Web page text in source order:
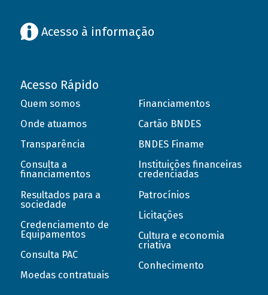
Acesso à informação
Acesso Rápido
Quem somos
Onde atuamos
Transparência
Consulta a
financiamentos
Resultados para a
sociedade
Credenciamento de
Equipamentos
Consulta PAC
Moedas contratuais
Financiamentos
Cartão BNDES
BNDES Finame
Instituições financeiras
credenciadas
Patrocínios
Licitações
Cultura e economia
criativa
Conhecimento